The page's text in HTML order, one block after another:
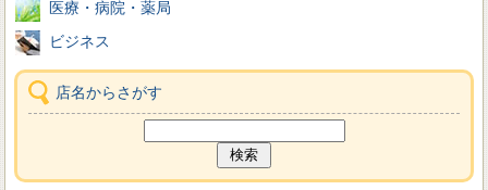
医療・病院・薬局
ビジネス
店名からさがす